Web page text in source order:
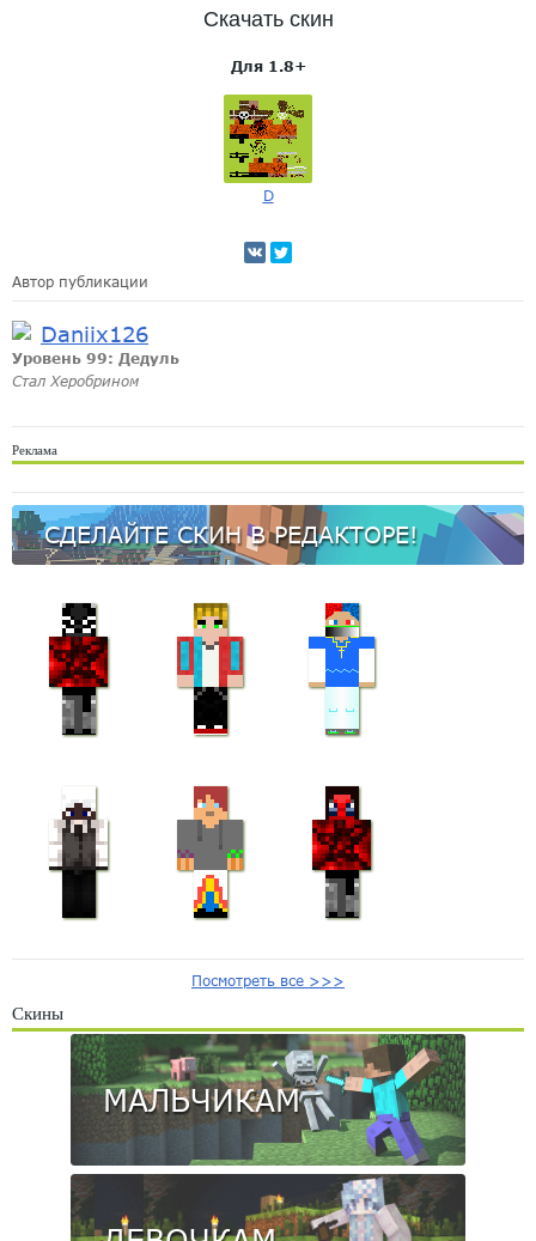
Скачать скин
Для 1.8+
D
Автор публикации
Daniix126
Уровень 99: Дедуль
Стал Херобрином
Реклама
СДЕЛАЙТЕ СКИН В РЕДАКТОРЕ!
Посмотреть все >>>
Скины
МАЛЬЧИКАМ